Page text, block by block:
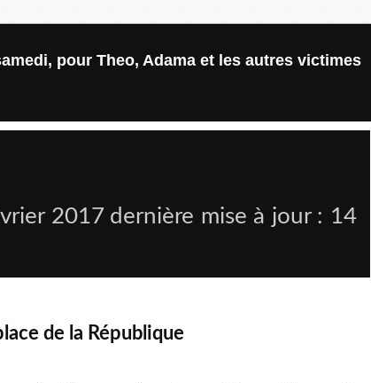
pour Theo, Adama et les autres victimes
2017 dernière mise à jour : 14
de la République